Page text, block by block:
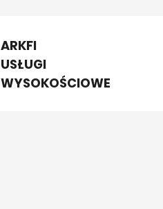
ARKFI
USŁUGI
WYSOKOŚCIOWE